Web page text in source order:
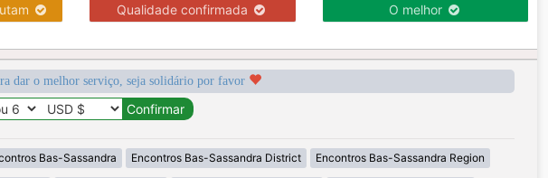
Qualidade confirmada O melhor
dar o melhor serviço, seja solidário por favor
Bas-Sassandra Encontros Bas-Sassandra District Encontros Bas-Sassandra Region